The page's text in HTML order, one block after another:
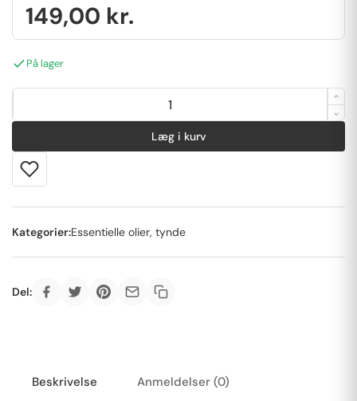
149,00 kr.
På lager
Læg i kurv
Kategorier:Essentielle olier, tynde
Del:
Beskrivelse Anmeldelser (0)